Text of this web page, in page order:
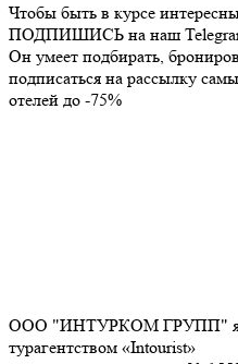
Чтобы быть в курсе
ПОДПИШИСЬ на наш
Он умеет подбирать,
подписаться на рассылку
отелей до -75%
ООО "ИНТУРКОМ ГРУПП"
турагентством «Intourist»